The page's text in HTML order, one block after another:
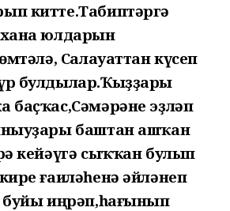
китте.Табиптәргә
юлдарын
Салауаттан күсеп
булдылар.Ҡыҙҙары
баҫҡас,Сәмәрәне эҙләп
баштан ашҡан
кейәүгә сыҡҡан булып
ғаиләһенә әйләнеп
буйы иңрәп,һағынып